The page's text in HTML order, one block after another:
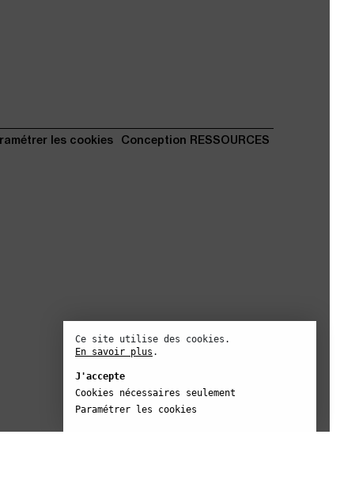
Ce site utilise des cookies.
En savoir plus .
J'accepte
Cookies nécessaires seulement
Paramétrer les cookies